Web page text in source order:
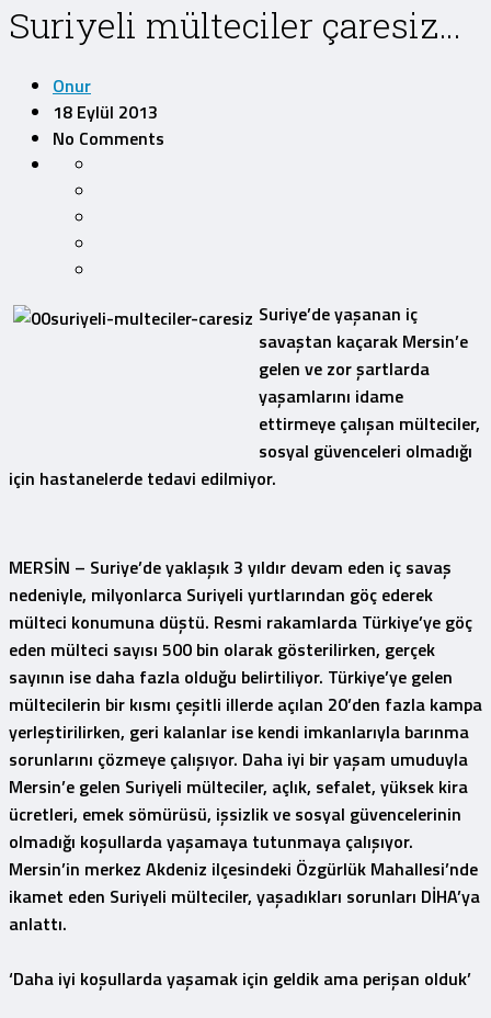
Suriyeli mülteciler çaresiz…
Onur
18 Eylül 2013
No Comments
Suriye’de yaşanan iç
savaştan kaçarak Mersin’e
gelen ve zor şartlarda
yaşamlarını idame
ettirmeye çalışan mülteciler,
sosyal güvenceleri olmadığı
için hastanelerde tedavi edilmiyor.
MERSİN – Suriye’de yaklaşık 3 yıldır devam eden iç savaş
nedeniyle, milyonlarca Suriyeli yurtlarından göç ederek
mülteci konumuna düştü. Resmi rakamlarda Türkiye’ye göç
eden mülteci sayısı 500 bin olarak gösterilirken, gerçek
sayının ise daha fazla olduğu belirtiliyor. Türkiye’ye gelen
mültecilerin bir kısmı çeşitli illerde açılan 20’den fazla kampa
yerleştirilirken, geri kalanlar ise kendi imkanlarıyla barınma
sorunlarını çözmeye çalışıyor. Daha iyi bir yaşam umuduyla
Mersin’e gelen Suriyeli mülteciler, açlık, sefalet, yüksek kira
ücretleri, emek sömürüsü, işsizlik ve sosyal güvencelerinin
olmadığı koşullarda yaşamaya tutunmaya çalışıyor.
Mersin’in merkez Akdeniz ilçesindeki Özgürlük Mahallesi’nde
ikamet eden Suriyeli mülteciler, yaşadıkları sorunları DİHA’ya
anlattı.
‘Daha iyi koşullarda yaşamak için geldik ama perişan olduk’